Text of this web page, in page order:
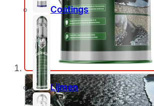
Coatings
Lijmen